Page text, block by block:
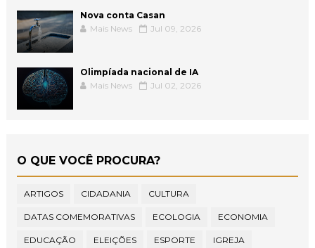
Nova conta Casan
Mais News
Jul 09, 2026
Olimpíada nacional de IA
Mais News
Jul 02, 2026
O QUE VOCÊ PROCURA?
ARTIGOS CIDADANIA CULTURA
DATAS COMEMORATIVAS ECOLOGIA ECONOMIA
EDUCAÇÃO ELEIÇÕES ESPORTE IGREJA